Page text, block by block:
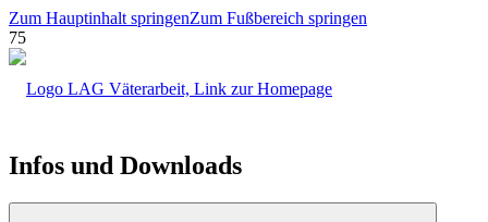
Zum Hauptinhalt springenZum Fußbereich springen
Infos und Downloads